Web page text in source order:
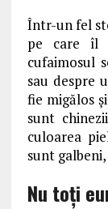
Într-un fel
pe care îl
cufaimosul
sau despre
fie migălos
sunt
culoarea
sunt
Nu toți